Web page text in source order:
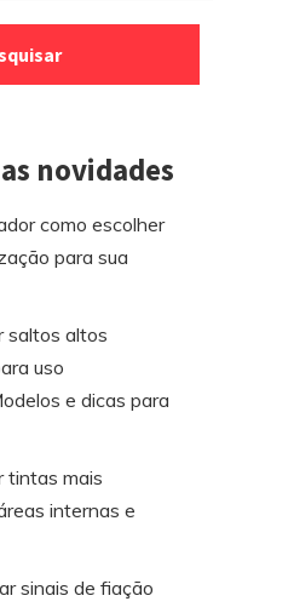
novidades
como escolher
para sua
saltos altos
uso
e dicas para
tintas mais
internas e
sinais de fiação